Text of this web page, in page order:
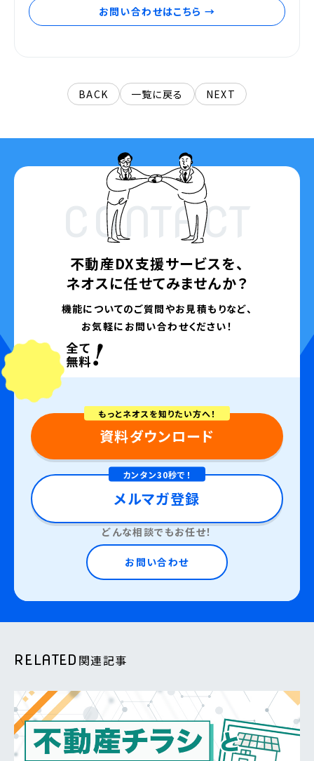
お問い合わせはこちら →
BACK 一覧に戻る NEXT
CONTACT
不動産DX支援サービスを、
ネオスに任せてみませんか？
機能についてのご質問やお見積もりなど、
お気軽にお問い合わせください！
もっとネオスを知りたい方へ！
資料ダウンロード
カンタン30秒で！
メルマガ登録
どんな相談でもお任せ！
お問い合わせ
RELATED 関連記事